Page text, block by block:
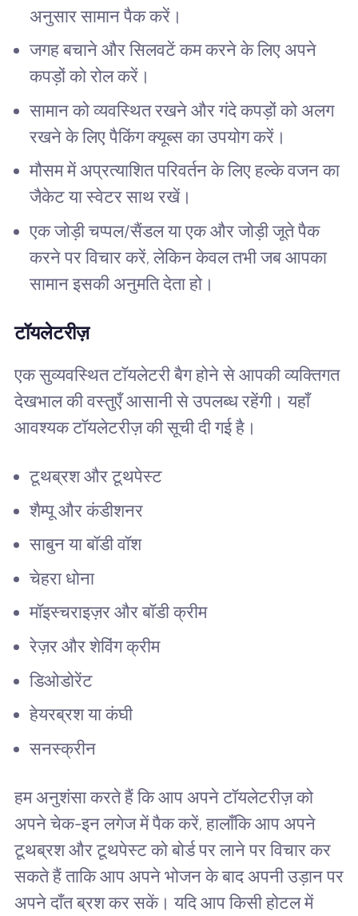
अनुसार सामान पैक करें।
जगह बचाने और सिलवटें कम करने के लिए अपने
कपड़ों को रोल करें।
सामान को व्यवस्थित रखने और गंदे कपड़ों को अलग
रखने के लिए पैकिंग क्यूब्स का उपयोग करें।
मौसम में अप्रत्याशित परिवर्तन के लिए हल्के वजन का
जैकेट या स्वेटर साथ रखें।
एक जोड़ी चप्पल/सैंडल या एक और जोड़ी जूते पैक
करने पर विचार करें, लेकिन केवल तभी जब आपका
सामान इसकी अनुमति देता हो।
टॉयलेटरीज़
एक सुव्यवस्थित टॉयलेटरी बैग होने से आपकी व्यक्तिगत
देखभाल की वस्तुएँ आसानी से उपलब्ध रहेंगी। यहाँ
आवश्यक टॉयलेटरीज़ की सूची दी गई है।
टूथब्रश और टूथपेस्ट
शैम्पू और कंडीशनर
साबुन या बॉडी वॉश
चेहरा धोना
मॉइस्चराइज़र और बॉडी क्रीम
रेज़र और शेविंग क्रीम
डिओडोरेंट
हेयरब्रश या कंघी
सनस्क्रीन
हम अनुशंसा करते हैं कि आप अपने टॉयलेटरीज़ को
अपने चेक-इन लगेज में पैक करें, हालाँकि आप अपने
टूथब्रश और टूथपेस्ट को बोर्ड पर लाने पर विचार कर
सकते हैं ताकि आप अपने भोजन के बाद अपनी उड़ान पर
अपने दाँत ब्रश कर सकें। यदि आप किसी होटल में